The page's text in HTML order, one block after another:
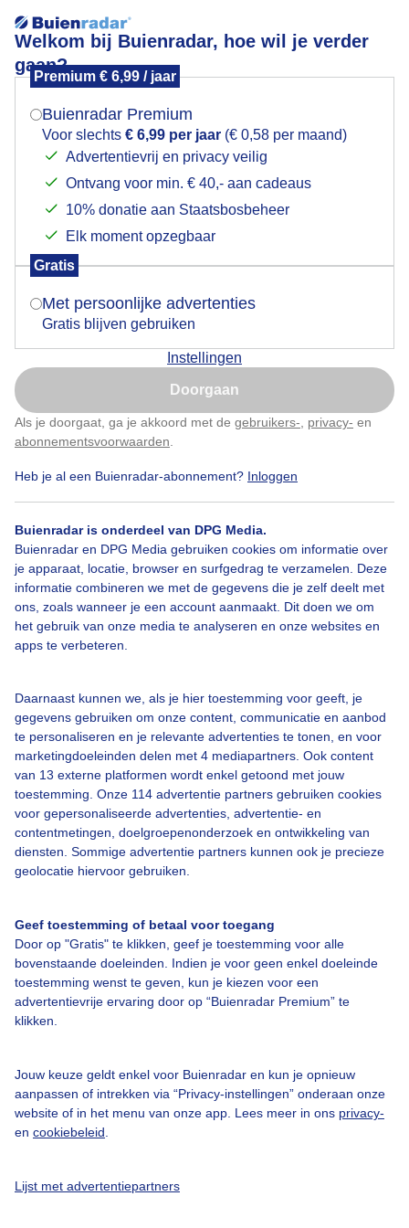
Welkom bij Buienradar, hoe wil je verder
gaan?
Premium € 6,99 / jaar
Buienradar Premium
Voor slechts € 6,99 per jaar (€ 0,58 per maand)
Advertentievrij en privacy veilig
Ontvang voor min. € 40,- aan cadeaus
10% donatie aan Staatsbosbeheer
Elk moment opzegbaar
Gratis
Met persoonlijke advertenties
Gratis blijven gebruiken
Instellingen
Doorgaan
Als je doorgaat, ga je akkoord met de gebruikers- privacy- en
abonnementsvoorwaarden
Heb je al een Buienradar-abonnement? Inloggen
Buienradar is onderdeel van DPG Media.
Buienradar en DPG Media gebruiken cookies om informatie over
je apparaat, locatie, browser en surfgedrag te verzamelen. Deze
informatie combineren we met de gegevens die je zelf deelt met
ons, zoals wanneer je een account aanmaakt. Dit doen we om
het gebruik van onze media te analyseren en onze websites en
apps te verbeteren.
Daarnaast kunnen we, als je hier toestemming voor geeft, je
gegevens gebruiken om onze content, communicatie en aanbod
te personaliseren en je relevante advertenties te tonen, en voor
marketingdoeleinden delen met 4 mediapartners. Ook content
van 13 externe platformen wordt enkel getoond met jouw
toestemming. Onze 114 advertentie partners gebruiken cookies
voor gepersonaliseerde advertenties, advertentie- en
contentmetingen, doelgroepenonderzoek en ontwikkeling van
diensten. Sommige advertentie partners kunnen ook je precieze
geolocatie hiervoor gebruiken.
Geef toestemming of betaal voor toegang
Door op "Gratis" te klikken, geef je toestemming voor alle
bovenstaande doeleinden. Indien je voor geen enkel doeleinde
toestemming wenst te geven, kun je kiezen voor een
advertentievrije ervaring door op “Buienradar Premium” te
klikken.
Jouw keuze geldt enkel voor Buienradar en kun je opnieuw
aanpassen of intrekken via “Privacy-instellingen” onderaan onze
website of in het menu van onze app. Lees meer in ons privacy-
en cookiebeleid
Lijst met advertentiepartners
Zonnig laaghangende wolkenvelden
Door: ria brasser Gemaakt: 18-09-2024, 70x bekeken
Laaghangendewolkenvelden Zonnig Niethelder
Bekijk slideshow
Over Buienradar
Bedrijfsgegevens
Contact
Toegankelijkheid
Gebruikersvoorwaarden
Adverteren
Privacy beleid
Cookie beleid
Mogen we je locatie gebruiken voor het
Indien je hier nog geen akkoord op hebt gegeven,
verschijnt er zo een pop-up uit je browser waarin
Is goed, toon de popup
Nu niet, misschien later
Klik hierom dit aan te passen